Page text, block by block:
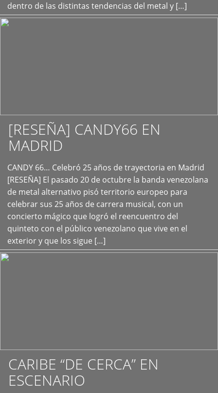
dentro de las distintas tendencias del metal y […]
[RESEÑA] CANDY66 EN
MADRID
CANDY 66… Celebró 25 años de trayectoria en Madrid
[RESEÑA] El pasado 20 de octubre la banda venezolana
de metal alternativo pisó territorio europeo para
celebrar sus 25 años de carrera musical, con un
concierto mágico que logró el reencuentro del
quinteto con el público venezolano que vive en el
exterior y que los sigue […]
+
CARIBE “DE CERCA” EN
ESCENARIO